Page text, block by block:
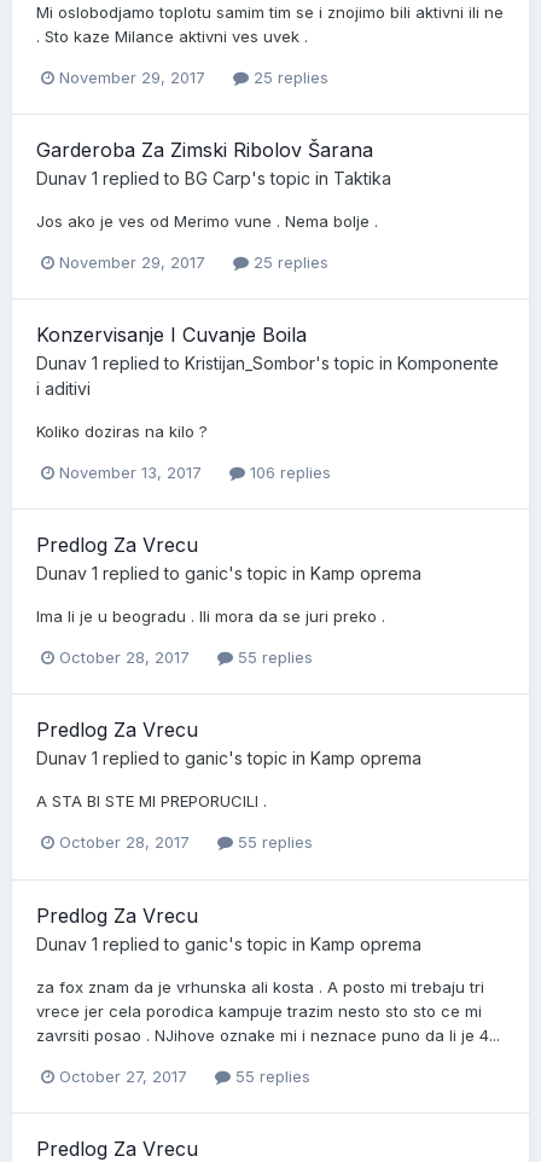
Mi oslobodjamo toplotu samim tim se i znojimo bili aktivni ili ne
. Sto kaze Milance aktivni ves uvek .
November 29, 2017 25 replies
Garderoba Za Zimski Ribolov Šarana
Dunav 1 replied to BG Carp's topic in Taktika
Jos ako je ves od Merimo vune . Nema bolje .
November 29, 2017 25 replies
Konzervisanje I Cuvanje Boila
Dunav 1 replied to Kristijan_Sombor's topic in Komponente
i aditivi
Koliko doziras na kilo ?
November 13, 2017 106 replies
Predlog Za Vrecu
Dunav 1 replied to ganic's topic in Kamp oprema
Ima li je u beogradu . Ili mora da se juri preko .
October 28, 2017 55 replies
Predlog Za Vrecu
Dunav 1 replied to ganic's topic in Kamp oprema
A STA BI STE MI PREPORUCILI .
October 28, 2017 55 replies
Predlog Za Vrecu
Dunav 1 replied to ganic's topic in Kamp oprema
za fox znam da je vrhunska ali kosta . A posto mi trebaju tri
vrece jer cela porodica kampuje trazim nesto sto sto ce mi
zavrsiti posao . NJihove oznake mi i neznace puno da li je 4...
October 27, 2017 55 replies
Predlog Za Vrecu